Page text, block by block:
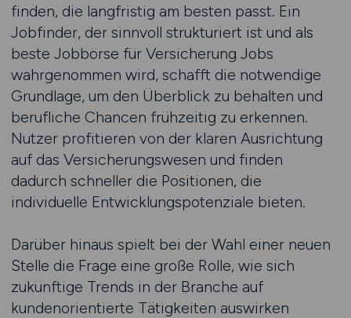
finden, die langfristig am besten passt. Ein
Jobfinder, der sinnvoll strukturiert ist und als
beste Jobbörse für Versicherung Jobs
wahrgenommen wird, schafft die notwendige
Grundlage, um den Überblick zu behalten und
berufliche Chancen frühzeitig zu erkennen.
Nutzer profitieren von der klaren Ausrichtung
auf das Versicherungswesen und finden
dadurch schneller die Positionen, die
individuelle Entwicklungspotenziale bieten.
Darüber hinaus spielt bei der Wahl einer neuen
Stelle die Frage eine große Rolle, wie sich
zukünftige Trends in der Branche auf
kundenorientierte Tätigkeiten auswirken